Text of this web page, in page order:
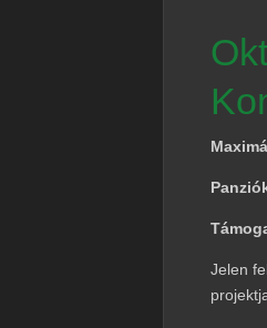
Jelen